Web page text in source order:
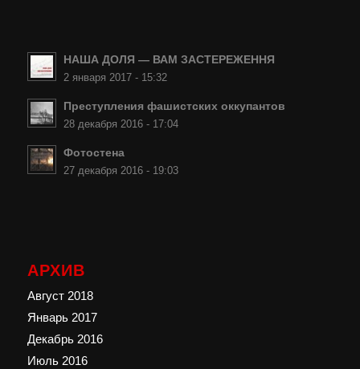
НАША ДОЛЯ — ВАМ ЗАСТЕРЕЖЕННЯ
2 января 2017 - 15:32
Преступления фашистских оккупантов
28 декабря 2016 - 17:04
Фотостена
27 декабря 2016 - 19:03
АРХИВ
Август 2018
Январь 2017
Декабрь 2016
Июль 2016